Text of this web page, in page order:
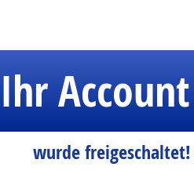
Ihr Account
wurde freigeschaltet!